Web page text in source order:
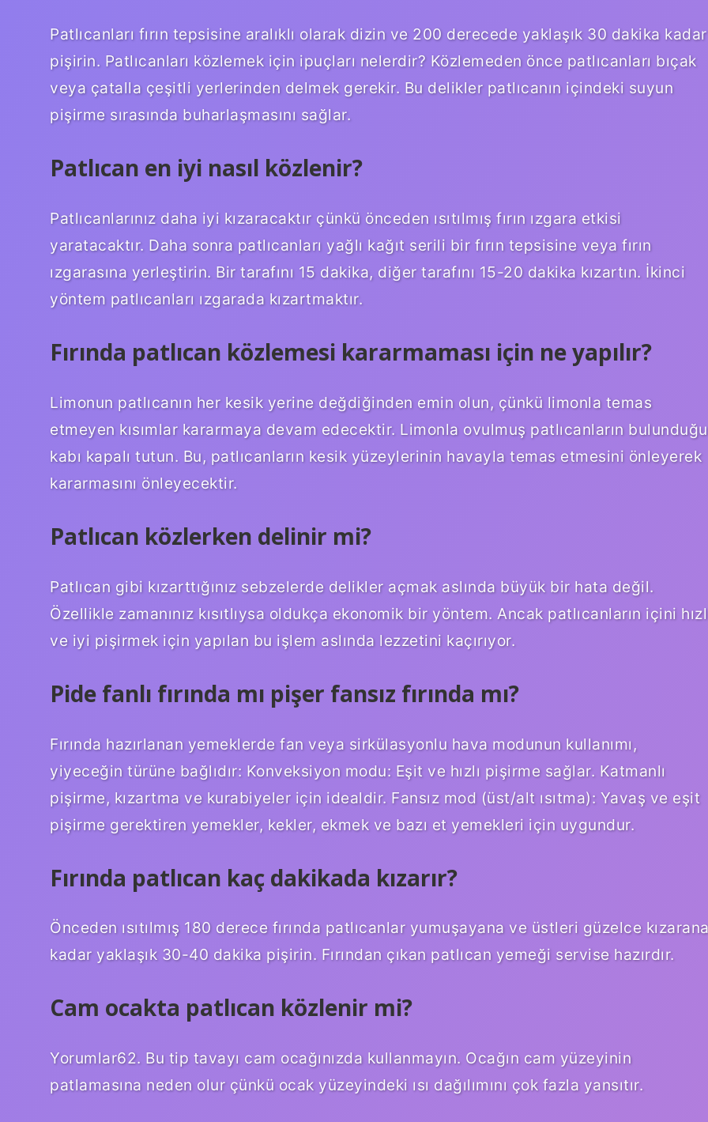
Patlıcanları fırın tepsisine aralıklı olarak dizin ve 200 derecede yaklaşık 30 dakika kadar
pişirin. Patlıcanları közlemek için ipuçları nelerdir? Közlemeden önce patlıcanları bıçak
veya çatalla çeşitli yerlerinden delmek gerekir. Bu delikler patlıcanın içindeki suyun
pişirme sırasında buharlaşmasını sağlar.
Patlıcan en iyi nasıl közlenir?
Patlıcanlarınız daha iyi kızaracaktır çünkü önceden ısıtılmış fırın ızgara etkisi
yaratacaktır. Daha sonra patlıcanları yağlı kağıt serili bir fırın tepsisine veya fırın
ızgarasına yerleştirin. Bir tarafını 15 dakika, diğer tarafını 15-20 dakika kızartın. İkinci
yöntem patlıcanları ızgarada kızartmaktır.
Fırında patlıcan közlemesi kararmaması için ne yapılır?
Limonun patlıcanın her kesik yerine değdiğinden emin olun, çünkü limonla temas
etmeyen kısımlar kararmaya devam edecektir. Limonla ovulmuş patlıcanların bulunduğu
kabı kapalı tutun. Bu, patlıcanların kesik yüzeylerinin havayla temas etmesini önleyerek
kararmasını önleyecektir.
Patlıcan közlerken delinir mi?
Patlıcan gibi kızarttığınız sebzelerde delikler açmak aslında büyük bir hata değil.
Özellikle zamanınız kısıtlıysa oldukça ekonomik bir yöntem. Ancak patlıcanların içini
ve iyi pişirmek için yapılan bu işlem aslında lezzetini kaçırıyor.
Pide fanlı fırında mı pişer fansız fırında mı?
Fırında hazırlanan yemeklerde fan veya sirkülasyonlu hava modunun kullanımı,
yiyeceğin türüne bağlıdır: Konveksiyon modu: Eşit ve hızlı pişirme sağlar. Katmanlı
pişirme, kızartma ve kurabiyeler için idealdir. Fansız mod (üst/alt ısıtma): Yavaş ve eşit
pişirme gerektiren yemekler, kekler, ekmek ve bazı et yemekleri için uygundur.
Fırında patlıcan kaç dakikada kızarır?
Önceden ısıtılmış 180 derece fırında patlıcanlar yumuşayana ve üstleri güzelce
kadar yaklaşık 30-40 dakika pişirin. Fırından çıkan patlıcan yemeği servise hazırdır.
Cam ocakta patlıcan közlenir mi?
Yorumlar62. Bu tip tavayı cam ocağınızda kullanmayın. Ocağın cam yüzeyinin
patlamasına neden olur çünkü ocak yüzeyindeki ısı dağılımını çok fazla yansıtır.